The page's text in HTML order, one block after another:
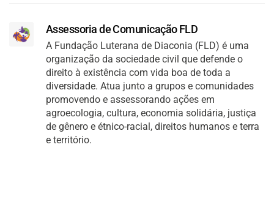
Assessoria de Comunicação FLD
A Fundação Luterana de Diaconia (FLD) é uma
organização da sociedade civil que defende o
direito à existência com vida boa de toda a
diversidade. Atua junto a grupos e comunidades
promovendo e assessorando ações em
agroecologia, cultura, economia solidária, justiça
de gênero e étnico-racial, direitos humanos e terra
e território.